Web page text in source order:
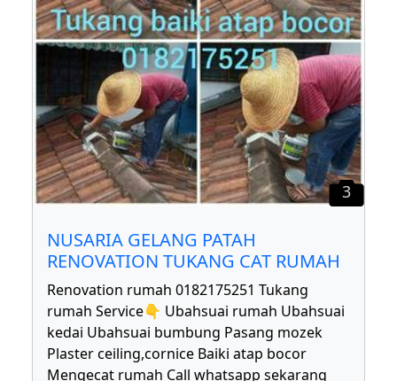
3
NUSARIA GELANG PATAH
RENOVATION TUKANG CAT RUMAH
Renovation rumah 0182175251 Tukang
rumah Service👇 Ubahsuai rumah Ubahsuai
kedai Ubahsuai bumbung Pasang mozek
Plaster ceiling,cornice Baiki atap bocor
Mengecat rumah Call whatsapp sekarang